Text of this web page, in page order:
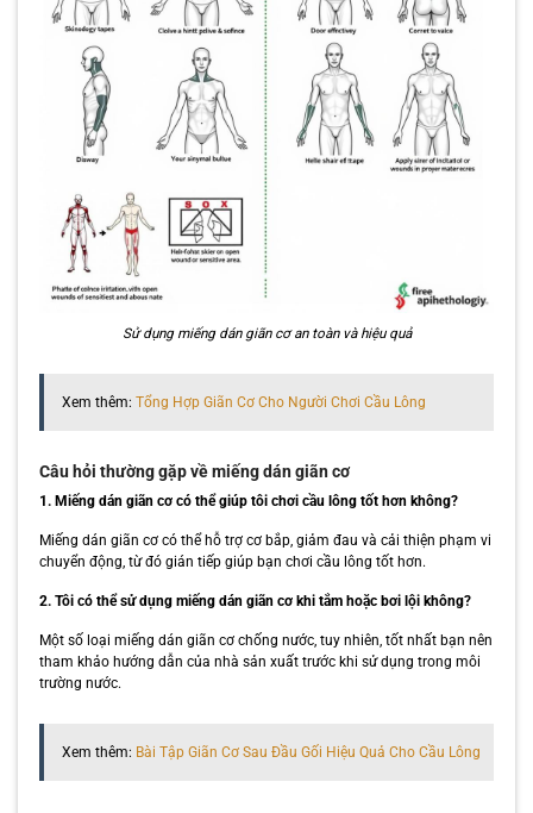
Sử dụng miếng dán giãn cơ an toàn và hiệu quả
Xem thêm: Tổng Hợp Giãn Cơ Cho Người Chơi Cầu Lông
Câu hỏi thường gặp về miếng dán giãn cơ
1. Miếng dán giãn cơ có thể giúp tôi chơi cầu lông tốt hơn không?
Miếng dán giãn cơ có thể hỗ trợ cơ bắp, giảm đau và cải thiện phạm vi
chuyển động, từ đó gián tiếp giúp bạn chơi cầu lông tốt hơn.
2. Tôi có thể sử dụng miếng dán giãn cơ khi tắm hoặc bơi lội không?
Một số loại miếng dán giãn cơ chống nước, tuy nhiên, tốt nhất bạn nên
tham khảo hướng dẫn của nhà sản xuất trước khi sử dụng trong môi
trường nước.
Xem thêm: Bài Tập Giãn Cơ Sau Đầu Gối Hiệu Quả Cho Cầu Lông